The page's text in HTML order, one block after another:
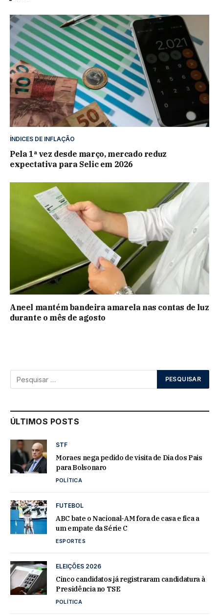
ÍNDICES DE INFLAÇÃO
Pela 1ª vez desde março, mercado reduz
expectativa para Selic em 2026
Aneel mantém bandeira amarela nas contas de luz
durante o mês de agosto
ÚLTIMOS POSTS
STF
Moraes nega pedido de visita de Dia dos Pais
para Bolsonaro
POLÍTICA
FUTEBOL
ABC bate o Nacional-AM fora de casa e fica a
um empate da Série C
ESPORTES
ELEIÇÕES 2026
Cinco candidatos já registraram candidatura à
Presidência no TSE
POLÍTICA